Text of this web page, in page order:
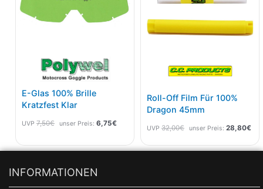
E-Glas 100% Brille
Kratzfest Klar
UVP 7,50€ unser Preis: 6,75€
Roll-Off Film Für 100%
Dragon 45mm
UVP 32,00€ unser Preis: 28,80€
INFORMATIONEN